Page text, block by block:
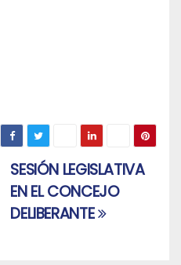
SESIÓN LEGISLATIVA
EN EL CONCEJO
DELIBERANTE